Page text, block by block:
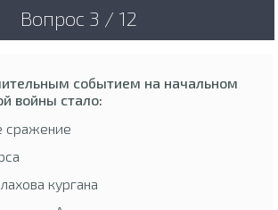
Вопрос 3 / 12
событием на начальном
войны стало:
сражение
кургана